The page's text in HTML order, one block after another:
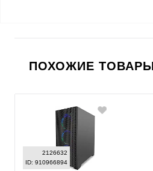
ПОХОЖИЕ
2126632
ID: 910966894